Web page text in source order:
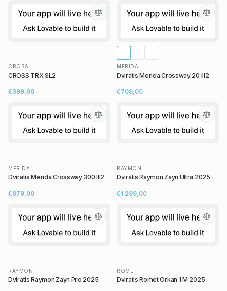
CROSS
CROSS TRX SL2
€399,00
MERIDA
Dviratis Merida Crossway 20 III2
€709,00
MERIDA
Dviratis Merida Crossway 300 III2
€879,00
RAYMON
Dviratis Raymon Zayn Ultra 2025
€1 299,00
RAYMON
Dviratis Raymon Zayn Pro 2025
ROMET
Dviratis Romet Orkan 1 M 2025